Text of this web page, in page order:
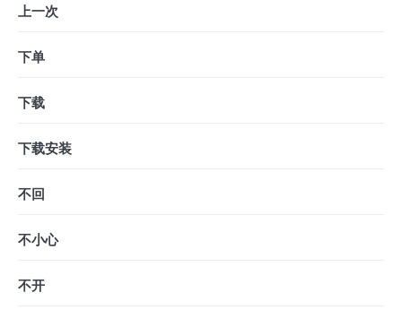
上一次
下单
下载
下载安装
不回
不小心
不开